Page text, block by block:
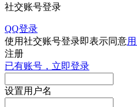
社交账号登录
QQ登录
使用社交账号登录即表示同意
注册
已有账号，立即登录
设置用户名